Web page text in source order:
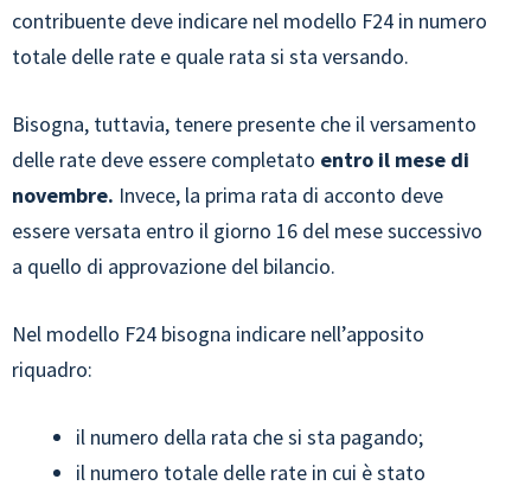
contribuente deve indicare nel modello F24 in numero
totale delle rate e quale rata si sta versando.
Bisogna, tuttavia, tenere presente che il versamento
delle rate deve essere completato entro il mese di
novembre. Invece, la prima rata di acconto deve
essere versata entro il giorno 16 del mese successivo
a quello di approvazione del bilancio.
Nel modello F24 bisogna indicare nell’apposito
riquadro:
il numero della rata che si sta pagando;
il numero totale delle rate in cui è stato